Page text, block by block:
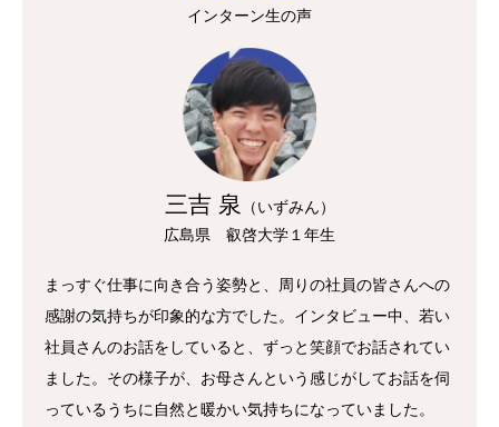
インターン生の声
三吉 泉 （いずみん）
広島県 叡啓大学１年生
まっすぐ仕事に向き合う姿勢と、周りの社員の皆さんへの
感謝の気持ちが印象的な方でした。インタビュー中、若い
社員さんのお話をしていると、ずっと笑顔でお話されてい
ました。その様子が、お母さんという感じがしてお話を伺
っているうちに自然と暖かい気持ちになっていました。